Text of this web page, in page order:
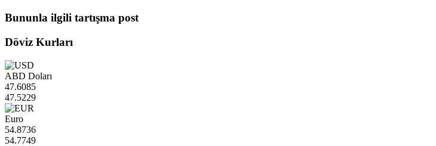
Bununla ilgili tartışma post
Döviz Kurları
ABD Doları
47.6085
47.5229
Euro
54.8736
54.7749